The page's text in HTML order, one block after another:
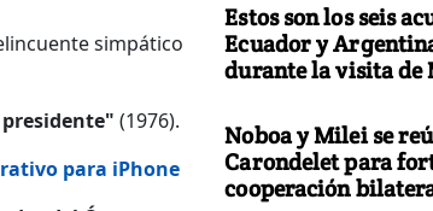
simpático
(1976).
para iPhone
Estos son los seis
Ecuador y
durante la visita de
Noboa y Milei se
Carondelet para
cooperación